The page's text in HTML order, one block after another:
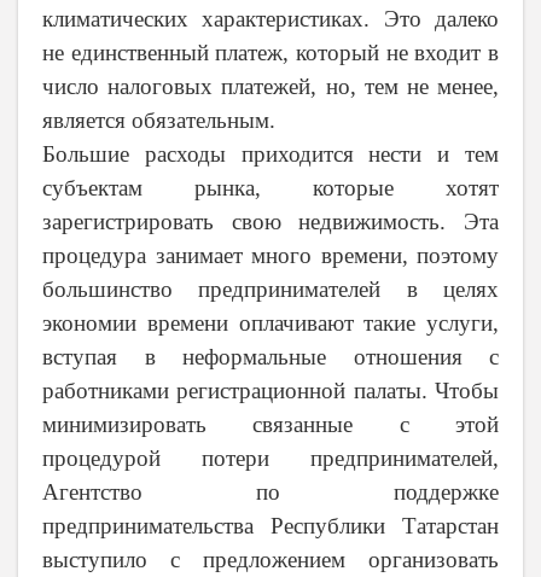
климатических характеристиках. Это далеко
не единственный платеж, который не входит в
число налоговых платежей, но, тем не менее,
является обязательным.
Большие расходы приходится нести и тем
субъектам рынка, которые хотят
зарегистрировать свою недвижимость. Эта
процедура занимает много времени, поэтому
большинство предпринимателей в целях
экономии времени оплачивают такие услуги,
вступая в неформальные отношения с
работниками регистрационной палаты. Чтобы
минимизировать связанные с этой
процедурой потери предпринимателей,
Агентство по поддержке
предпринимательства Республики Татарстан
выступило с предложением организовать